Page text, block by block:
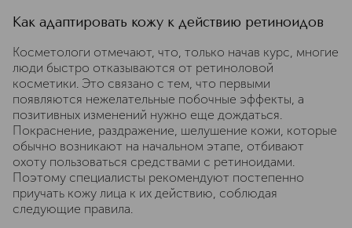
Как адаптировать кожу к действию ретиноидов
Косметологи отмечают, что, только начав курс, многие
люди быстро отказываются от ретиноловой
косметики. Это связано с тем, что первыми
появляются нежелательные побочные эффекты, а
позитивных изменений нужно еще дождаться.
Покраснение, раздражение, шелушение кожи, которые
обычно возникают на начальном этапе, отбивают
охоту пользоваться средствами с ретиноидами.
Поэтому специалисты рекомендуют постепенно
приучать кожу лица к их действию, соблюдая
следующие правила.